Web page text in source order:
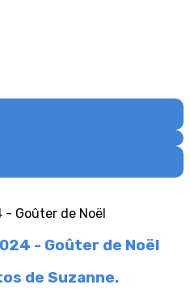
- Goûter de Noël
de Suzanne.